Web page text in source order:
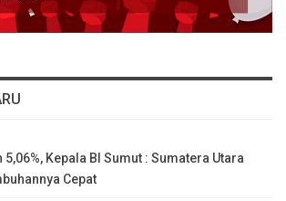
Kepala BI Sumut : Sumatera Utara
Cepat